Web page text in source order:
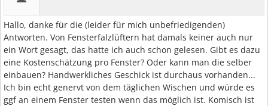
Hallo, danke für die (leider für mich unbefriedigenden)
Antworten. Von Fensterfalzlüftern hat damals keiner auch nur
ein Wort gesagt, das hatte ich auch schon gelesen. Gibt es dazu
eine Kostenschätzung pro Fenster? Oder kann man die selber
einbauen? Handwerkliches Geschick ist durchaus vorhanden...
Ich bin echt genervt von dem täglichen Wischen und würde es
ggf an einem Fenster testen wenn das möglich ist. Komisch ist